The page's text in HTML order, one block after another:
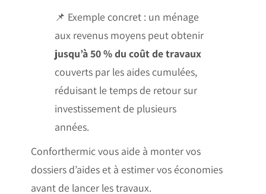
📌 Exemple concret : un ménage
aux revenus moyens peut obtenir
jusqu’à 50 % du coût de travaux
couverts par les aides cumulées,
réduisant le temps de retour sur
investissement de plusieurs
années.
Conforthermic vous aide à monter vos
dossiers d’aides et à estimer vos économies
avant de lancer les travaux.